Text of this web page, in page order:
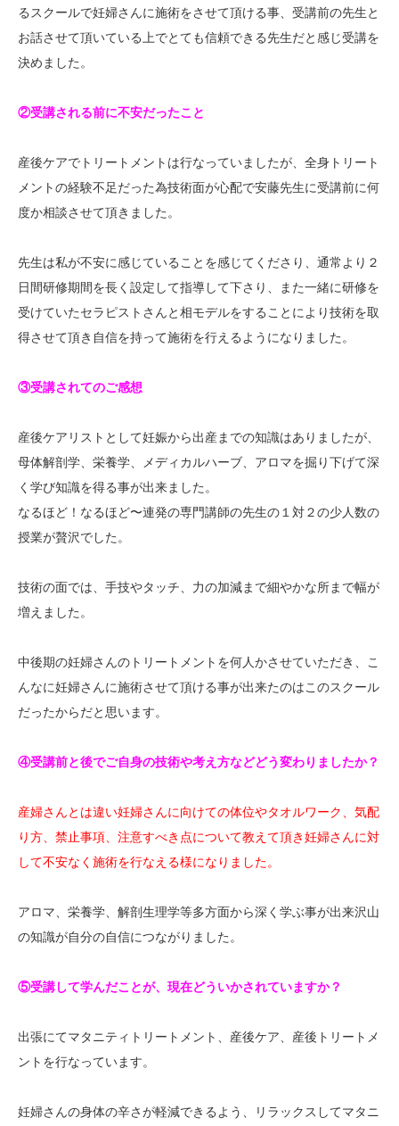
るスクールで妊婦さんに施術をさせて頂ける事、受講前の先生と
お話させて頂いている上でとても信頼できる先生だと感じ受講を
決めました。
②受講される前に不安だったこと
産後ケアでトリートメントは行なっていましたが、全身トリート
メントの経験不足だった為技術面が心配で安藤先生に受講前に何
度か相談させて頂きました。
先生は私が不安に感じていることを感じてくださり、通常より２
日間研修期間を長く設定して指導して下さり、また一緒に研修を
受けていたセラピストさんと相モデルをすることにより技術を取
得させて頂き自信を持って施術を行えるようになりました。
③受講されてのご感想
産後ケアリストとして妊娠から出産までの知識はありましたが、
母体解剖学、栄養学、メディカルハーブ、アロマを掘り下げて深
く学び知識を得る事が出来ました。
なるほど！なるほど〜連発の専門講師の先生の１対２の少人数の
授業が贅沢でした。
技術の面では、手技やタッチ、力の加減まで細やかな所まで幅が
増えました。
中後期の妊婦さんのトリートメントを何人かさせていただき、こ
んなに妊婦さんに施術させて頂ける事が出来たのはこのスクール
だったからだと思います。
④受講前と後でご自身の技術や考え方などどう変わりましたか？
産婦さんとは違い妊婦さんに向けての体位やタオルワーク、気配
り方、禁止事項、注意すべき点について教えて頂き妊婦さんに対
して不安なく施術を行なえる様になりました。
アロマ、栄養学、解剖生理学等多方面から深く学ぶ事が出来沢山
の知識が自分の自信につながりました。
⑤受講して学んだことが、現在どういかされていますか？
出張にてマタニティトリートメント、産後ケア、産後トリートメ
ントを行なっています。
妊婦さんの身体の辛さが軽減できるよう、リラックスしてマタニ